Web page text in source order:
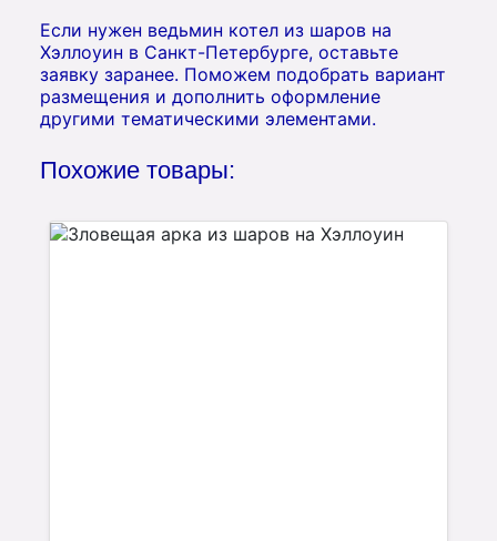
Если нужен ведьмин котел из шаров на
Хэллоуин в Санкт-Петербурге, оставьте
заявку заранее. Поможем подобрать вариант
размещения и дополнить оформление
другими тематическими элементами.
Похожие товары: